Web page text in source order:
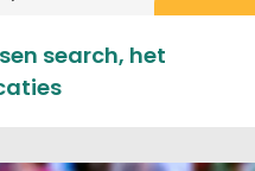
search, het